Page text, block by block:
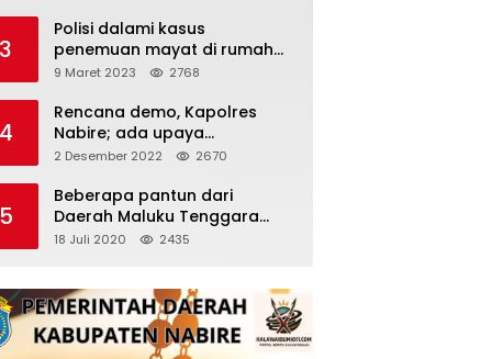
3
Polisi dalami kasus
penemuan mayat di rumah
dokter
9 Maret 2023 2768
4
Rencana demo, Kapolres
Nabire; ada upaya
pencegahan dan dua Suku
2 Desember 2022 2670
5
Beberapa pantun dari
Daerah Maluku Tenggara
(Kei)
18 Juli 2020 2435